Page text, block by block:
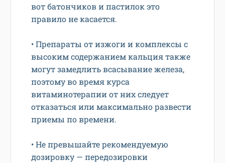
вот батончиков и пастилок это
правило не касается.
• Препараты от изжоги и комплексы с
высоким содержанием кальция также
могут замедлить всасывание железа,
поэтому во время курса
витаминотерапии от них следует
отказаться или максимально развести
приемы по времени.
• Не превышайте рекомендуемую
дозировку — передозировки